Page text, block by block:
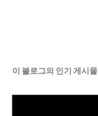
이 블로그의 인기 게시물